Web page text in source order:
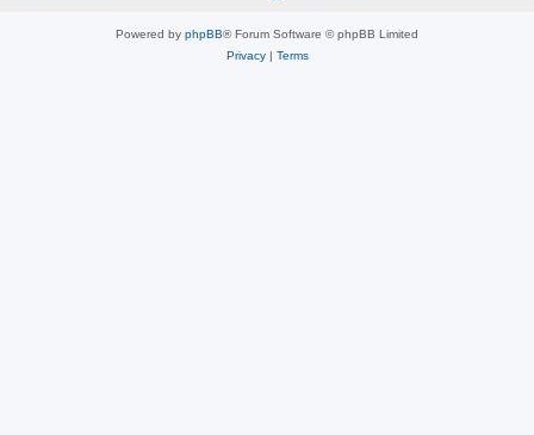
Powered by phpBB® Forum Software © phpBB Limited
Privacy| Terms